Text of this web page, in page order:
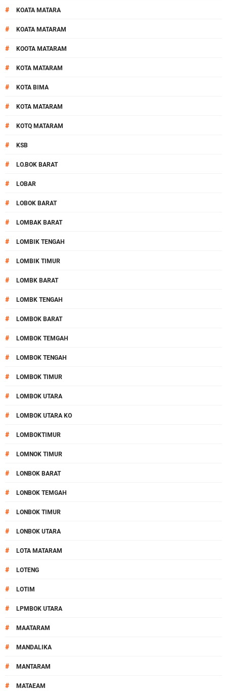
# KOATA MATARA
# KOATA MATARAM
# KOOTA MATARAM
# KOTA MATARAM
# KOTA BIMA
# KOTA MATARAM
# KOTQ MATARAM
# KSB
# LO.BOK BARAT
# LOBAR
# LOBOK BARAT
# LOMBAK BARAT
# LOMBIK TENGAH
# LOMBIK TIMUR
# LOMBK BARAT
# LOMBK TENGAH
# LOMBOK BARAT
# LOMBOK TEMGAH
# LOMBOK TENGAH
# LOMBOK TIMUR
# LOMBOK UTARA
# LOMBOK UTARA KO
# LOMBOKTIMUR
# LOMNOK TIMUR
# LONBOK BARAT
# LONBOK TEMGAH
# LONBOK TIMUR
# LONBOK UTARA
# LOTA MATARAM
# LOTENG
# LOTIM
# LPMBOK UTARA
# MAATARAM
# MANDALIKA
# MANTARAM
# MATAEAM